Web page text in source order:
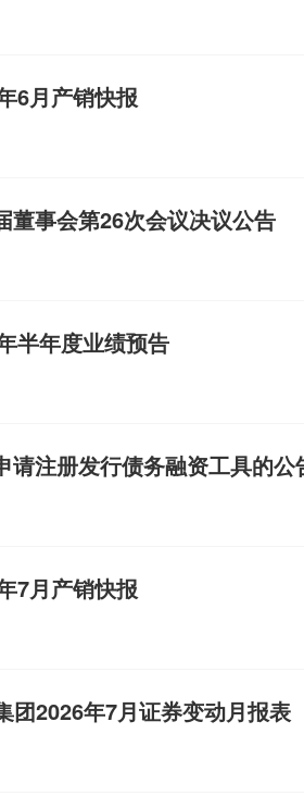
6月产销快报
董事会第26次会议决议公告
半年度业绩预告
请注册发行债务融资工具的公
7月产销快报
团2026年7月证券变动月报表